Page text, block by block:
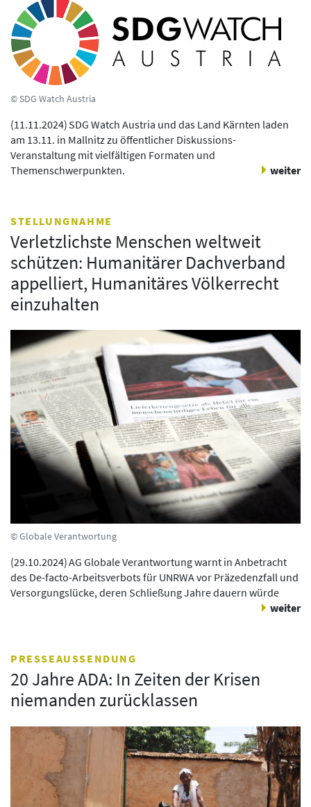
© SDG Watch Austria
(11.11.2024) SDG Watch Austria und das Land Kärnten laden
am 13.11. in Mallnitz zu öffentlicher Diskussions-
Veranstaltung mit vielfältigen Formaten und
Themenschwerpunkten.
weiter
STELLUNGNAHME
Verletzlichste Menschen weltweit
schützen: Humanitärer Dachverband
appelliert, Humanitäres Völkerrecht
einzuhalten
© Globale Verantwortung
(29.10.2024)AG Globale Verantwortung warnt in Anbetracht
des De-facto-Arbeitsverbots für UNRWA vor Präzedenzfall und
Versorgungslücke, deren Schließung Jahre dauern würde
weiter
PRESSEAUSSENDUNG
20 Jahre ADA: In Zeiten der Krisen
niemanden zurücklassen